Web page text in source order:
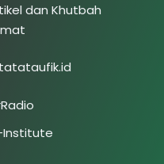
dan Khutbah
Institute